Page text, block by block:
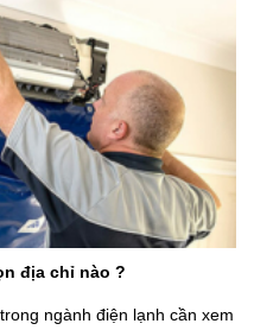
địa chỉ nào ?
ngành điện lạnh cần xem